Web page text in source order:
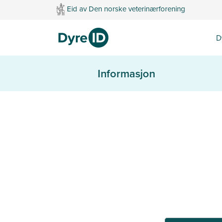
Eid av Den norske veterinærforening
Informasjon